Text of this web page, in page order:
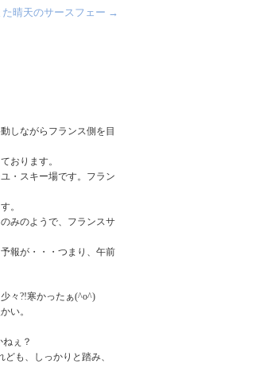
た晴天のサースフェー →
しながらフランス側を目
おります。
・スキー場です。フラン
。
みのようで、フランスサ
報が・・・つまり、午前
々?!寒かったぁ(^o^)
い。
ぇ？
も、しっかりと踏み、